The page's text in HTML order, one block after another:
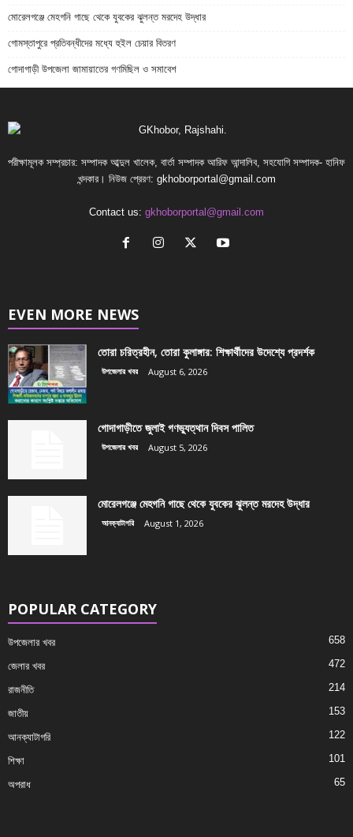
মোরেলগঞ্জে মেহগনি গাছে থেকে যুবকের ঝুলন্ত মরদেহ উদ্ধার
গোমস্তাপুরে প্রতিবন্ধীদের মধ্যে হুইল চেয়ার বিতরণ
গোদাগাড়ী উপজেলা জামায়াতের গণমিছিল ও সমাবেশ
পরীক্ষামূলক সম্প্রচার: সম্পাদক আব্দুল খালেক, বার্তা সম্পাদক আরিফ আন্দালিব, সহযোগি সম্পাদক- হানিফ
খন্দকার। নিউজ প্রেরণ: gkhoborportal@gmail.com
Contact us: gkhoborportal@gmail.com
EVEN MORE NEWS
তোরা চরিত্রহীন, তোরা কুলাঙ্গার: শিক্ষার্থীদের উদেশ্যে প্রদর্শক
উপজেলার খবর August 6, 2026
গোদাগাড়ীতে জুলাই গণভ্যুত্থান দিবস পালিত
উপজেলার খবর August 5, 2026
মোরেলগঞ্জে মেহগনি গাছে থেকে যুবকের ঝুলন্ত মরদেহ উদ্ধার
আনক্যাটাগরি August 1, 2026
POPULAR CATEGORY
উপজেলার খবর 658
জেলার খবর 472
রাজনীতি 214
জাতীয় 153
আনক্যাটাগরি 122
শিক্ষা 101
অপরাধ 65